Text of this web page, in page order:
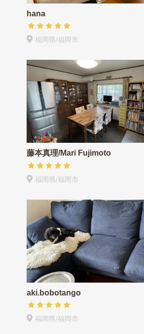
hana
福岡県/福岡市
藤本真理/Mari Fujimoto
福岡県/福岡市
aki.bobotango
福岡県/福岡市